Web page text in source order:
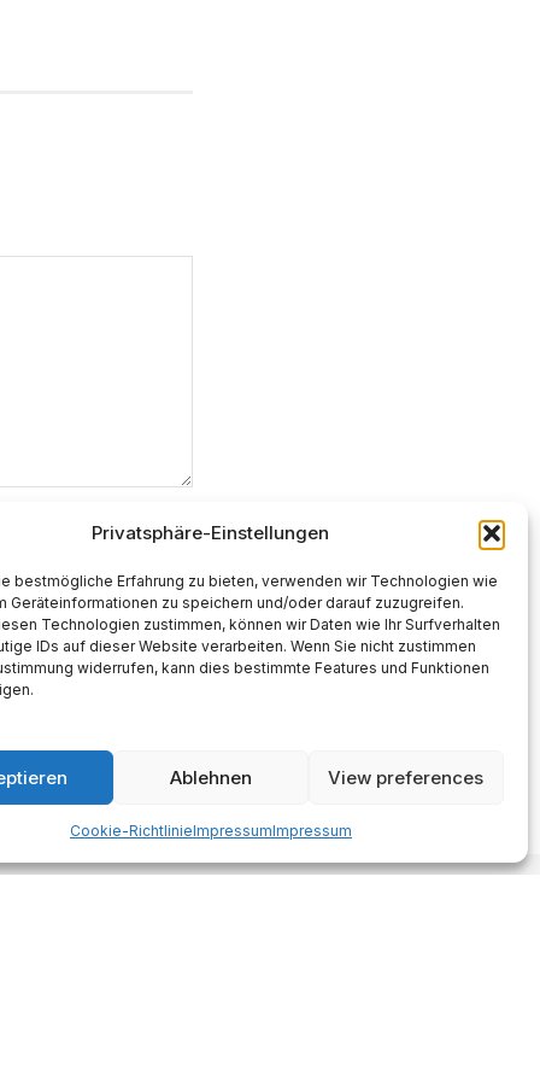
Privatsphäre-Einstellungen
bestmögliche Erfahrung zu bieten, verwenden wir Technologien wie
Geräteinformationen zu speichern und/oder darauf zuzugreifen.
Technologien zustimmen, können wir Daten wie Ihr Surfverhalten
IDs auf dieser Website verarbeiten. Wenn Sie nicht zustimmen
widerrufen, kann dies bestimmte Features und Funktionen
Ablehnen View preferences
Cookie-RichtlinieImpressumImpressum